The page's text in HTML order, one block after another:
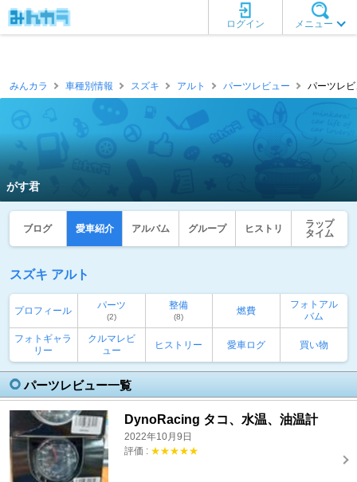
メニュー
ログイン
みんカラ 車種別情報 スズキ アルト パーツレビュー パーツレ
がす君
ブログ 愛車紹介 アルバム グループ ヒストリ
ラップ
タイム
スズキ アルト
プロフィール パーツ
(2)
整備
(8)
燃費
フォトアル
バム
フォトギャラ
リー
クルマレビ
ュー
ヒストリー 愛車ログ 買い物
パーツレビュー一覧
DynoRacing タコ、水温、油温計
2022年10月9日
評価 : ★★★★★